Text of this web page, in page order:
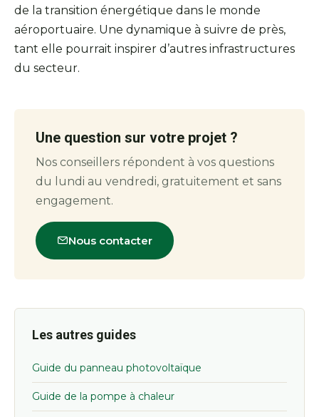
de la transition énergétique dans le monde
aéroportuaire. Une dynamique à suivre de près,
tant elle pourrait inspirer d’autres infrastructures
du secteur.
Une question sur votre projet ?
Nos conseillers répondent à vos questions
du lundi au vendredi, gratuitement et sans
engagement.
Nous contacter
Les autres guides
Guide du panneau photovoltaïque
Guide de la pompe à chaleur